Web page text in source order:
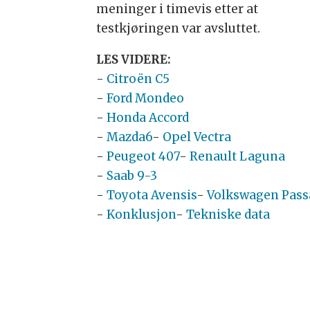
meninger i timevis etter at
testkjøringen var avsluttet.
LES VIDERE:
- Citroën C5
-Ford Mondeo
-Honda Accord
-Mazda6- Opel Vectra
-Peugeot 407-Renault Laguna
- Saab 9-3
-Toyota Avensis-Volkswagen
-Konklusjon-Tekniske data